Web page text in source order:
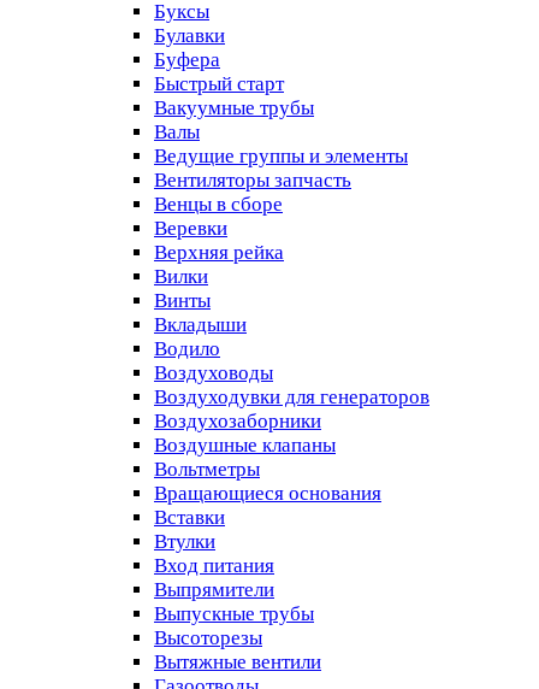
Буксы
Булавки
Буфера
Быстрый старт
Вакуумные трубы
Валы
Ведущие группы и элементы
Вентиляторы запчасть
Венцы в сборе
Веревки
Верхняя рейка
Вилки
Винты
Вкладыши
Водило
Воздуховоды
Воздуходувки для генераторов
Воздухозаборники
Воздушные клапаны
Вольтметры
Вращающиеся основания
Вставки
Втулки
Вход питания
Выпрямители
Выпускные трубы
Высоторезы
Вытяжные вентили